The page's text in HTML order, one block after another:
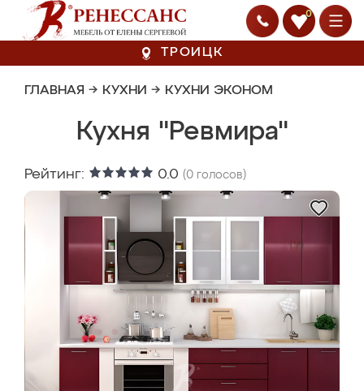
0
ТРОИЦК
ГЛАВНАЯ → КУХНИ → КУХНИ ЭКОНОМ
Кухня "Ревмира"
Рейтинг: 0.0 (0 голосов)